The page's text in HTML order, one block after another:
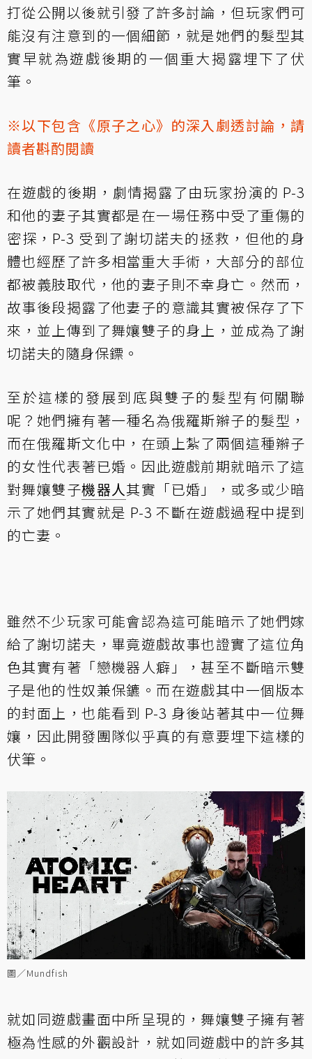
打從公開以後就引發了許多討論，但玩家們可
能沒有注意到的一個細節，就是她們的髮型其
實早就為遊戲後期的一個重大揭露埋下了伏
筆。
※以下包含《原子之心》的深入劇透討論，請
讀者斟酌閱讀
在遊戲的後期，劇情揭露了由玩家扮演的 P-3
和他的妻子其實都是在一場任務中受了重傷的
密探，P-3 受到了謝切諾夫的拯救，但他的身
體也經歷了許多相當重大手術，大部分的部位
都被義肢取代，他的妻子則不幸身亡。然而，
故事後段揭露了他妻子的意識其實被保存了下
來，並上傳到了舞孃雙子的身上，並成為了謝
切諾夫的隨身保鏢。
至於這樣的發展到底與雙子的髮型有何關聯
呢？她們擁有著一種名為俄羅斯辮子的髮型，
而在俄羅斯文化中，在頭上紮了兩個這種辮子
的女性代表著已婚。因此遊戲前期就暗示了這
對舞孃雙子機器人其實「已婚」，或多或少暗
示了她們其實就是 P-3 不斷在遊戲過程中提到
的亡妻。
雖然不少玩家可能會認為這可能暗示了她們嫁
給了謝切諾夫，畢竟遊戲故事也證實了這位角
色其實有著「戀機器人癖」，甚至不斷暗示雙
子是他的性奴兼保鑣。而在遊戲其中一個版本
的封面上，也能看到 P-3 身後站著其中一位舞
孃，因此開發團隊似乎真的有意要埋下這樣的
伏筆。
圖／Mundfish
就如同遊戲畫面中所呈現的，舞孃雙子擁有著
極為性感的外觀設計，就如同遊戲中的許多其